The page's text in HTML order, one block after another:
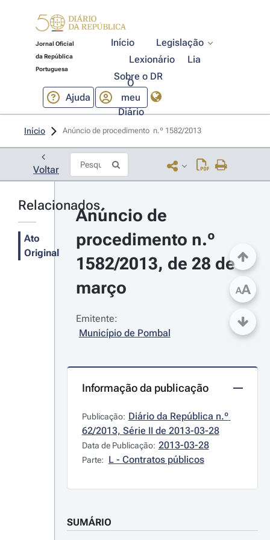
Jornal Oficial
da República
Portuguesa
Início
Legislação
Lexionário
Lia
Sobre o DR
Ajuda
O
meu
Diário
Início Anúncio de procedimento  n.º 1582/2013
Voltar
Relacionados
Ato
Original
Anúncio de
procedimento n.º
1582/2013, de 28 de
março
Emitente:
Município de Pombal
Informação da publicação
Publicação: Diário da República n.º
62/2013, Série II de 2013-03-28
Data de Publicação: 2013-03-28
Parte: L - Contratos públicos
SUMÁRIO
AA